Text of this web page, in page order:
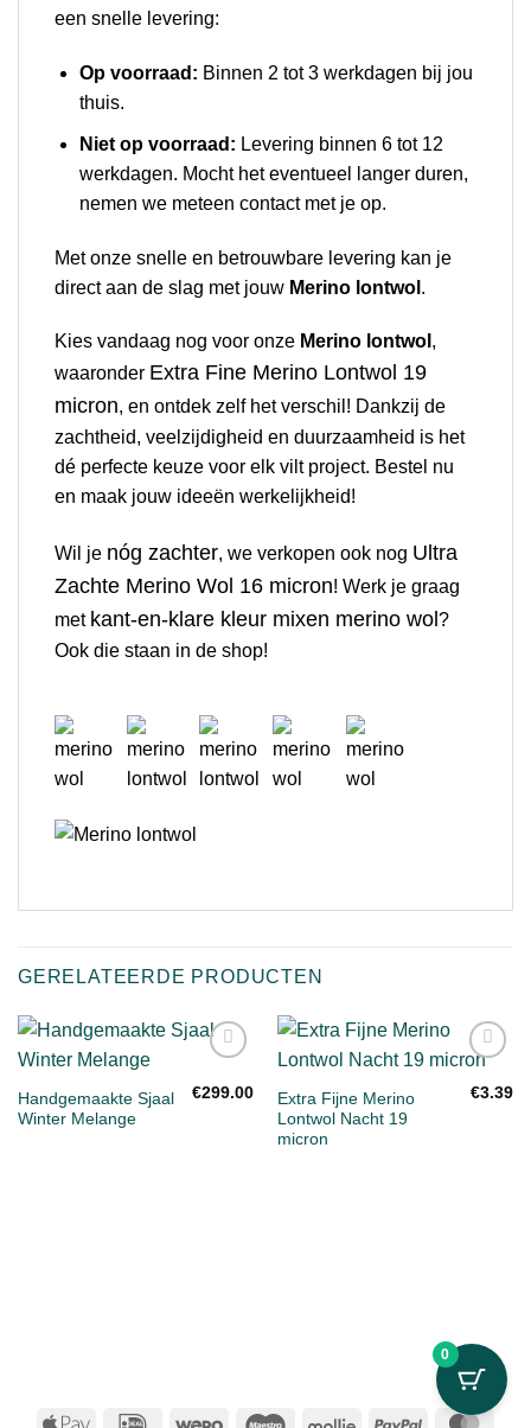
een snelle levering:
Op voorraad: Binnen 2 tot 3 werkdagen bij jou
thuis.
Niet op voorraad: Levering binnen 6 tot 12
werkdagen. Mocht het eventueel langer duren,
nemen we meteen contact met je op.
Met onze snelle en betrouwbare levering kan je
direct aan de slag met jouw Merino lontwol .
Kies vandaag nog voor onze Merino lontwol ,
waaronder Extra Fine Merino Lontwol 19
micron, en ontdek zelf het verschil! Dankzij de
zachtheid, veelzijdigheid en duurzaamheid is het
dé perfecte keuze voor elk vilt project. Bestel nu
en maak jouw ideeën werkelijkheid!
Wil je nóg zachter, we verkopen ook nog Ultra
Zachte Merino Wol 16 micron! Werk je graag
met kant-en-klare kleur mixen merino wol ?
Ook die staan in de shop!
GERELATEERDE PRODUCTEN
aan
verlanglijst
Handgemaakte Sjaal
Winter Melange
€299.00
aan
Extra Fijne Merino
Lontwol Nacht 19
micron
€3.39
Apple IDeal Wero Maestro Mollie PayPal
0